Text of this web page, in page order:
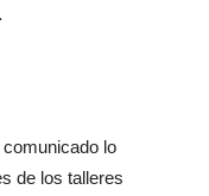
lo
de los talleres